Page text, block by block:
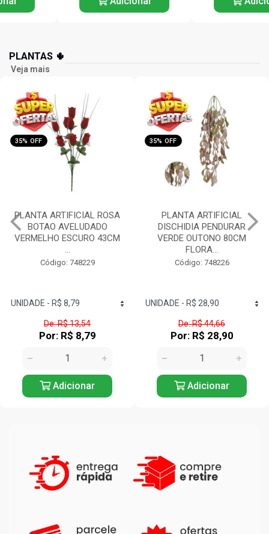
PLANTAS 🌵
Veja mais
35% OFF
PLANTA ARTIFICIAL
DISCHIDIA PENDURAR
VERDE OUTONO 80CM
FLORA...
Código: 748226
De: R$ 44,66
Por: R$ 28,90
Adicionar
35% OFF
PLANTA ARTIFICIAL
ORQUIDEA PHALAENOPSIS
(BRANCO) 55CM FLORAR...
Código: 748225
De: R$ 21,53
Por: R$ 13,90
Adicionar